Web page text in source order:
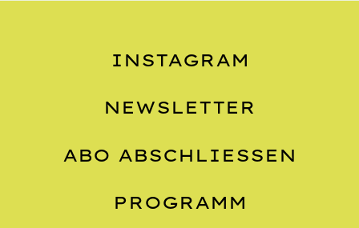
INSTAGRAM
NEWSLETTER
ABO ABSCHLIESSEN
PROGRAMM